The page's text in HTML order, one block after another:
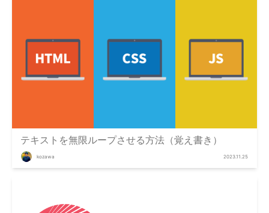
テキストを無限ループさせる方法（覚え書き）
kozawa 2023.11.25